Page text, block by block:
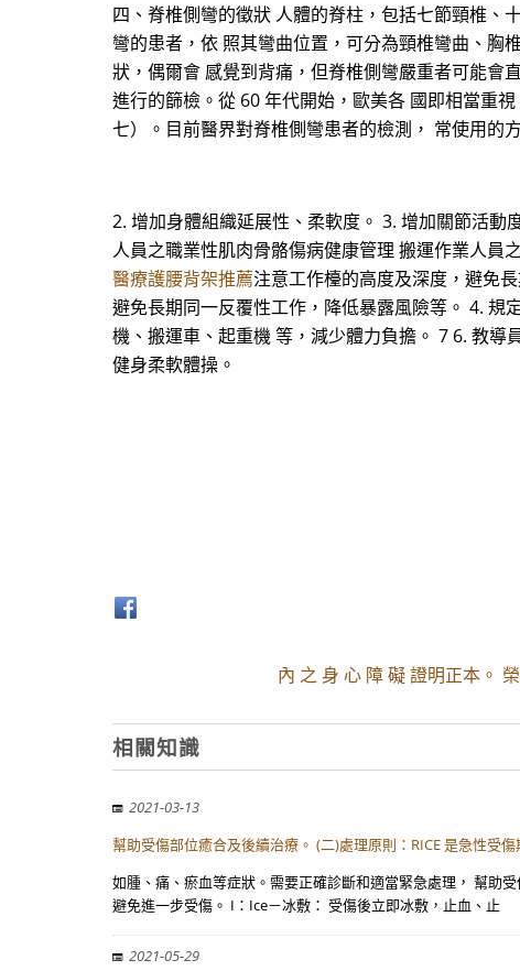
四、脊椎側彎的徵狀 人體的脊柱，包括七節頸椎、
彎的患者，依 照其彎曲位置，可分為頸椎彎曲、胸
狀，偶爾會 感覺到背痛，但脊椎側彎嚴重者可能會
進行的篩檢。從 60 年代開始，歐美各 國即相當重
七）。目前醫界對脊椎側彎患者的檢測， 常使用
2. 增加身體組織延展性、柔軟度。 3. 增加關節活
人員之職業性肌肉骨骼傷病健康管理 搬運作業人員
醫療護腰背架推薦注意工作檯的高度及深度，避免
避免長期同一反覆性工作，降低暴露風險等。 4. 規
機、搬運車、起重機 等，減少體力負擔。 7 6. 教
健身柔軟體操。
內 之 身 心 障 礙 證明正本。
相關知識
2021-03-13
幫助受傷部位癒合及後續治療。 (二)處理原則：RICE 是急性受
如腫、痛、瘀血等症狀。需要正確診斷和適當緊急處理， 幫助
避免進一步受傷。 I：Ice－冰敷： 受傷後立即冰敷，止血、止
2021-05-29